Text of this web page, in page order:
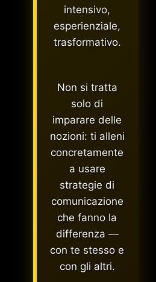
intensivo,
esperienziale,
trasformativo.
Non si tratta
solo di
imparare delle
nozioni: ti alleni
concretamente
a usare
strategie di
comunicazione
che fanno la
differenza —
con te stesso e
con gli altri.